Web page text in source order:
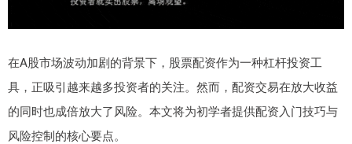
在A股市场波动加剧的背景下，股票配资作为一种杠杆投资工
具，正吸引越来越多投资者的关注。然而，配资交易在放大收益
的同时也成倍放大了风险。本文将为初学者提供配资入门技巧与
风险控制的核心要点。